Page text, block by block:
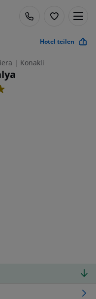
Hotel teilen
| Konakli